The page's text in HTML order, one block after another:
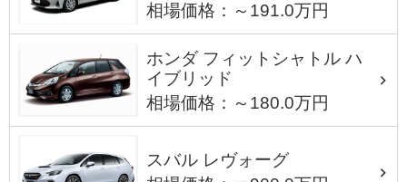
相場価格：～191.0万円
ホンダ フィットシャトル ハ
イブリッド
相場価格：～180.0万円
スバル レヴォーグ